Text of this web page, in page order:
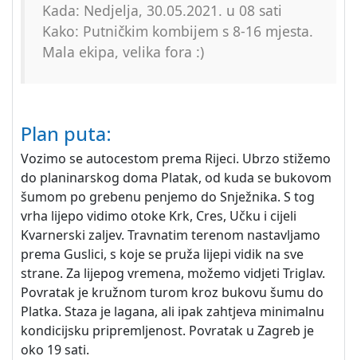
Kada: Nedjelja, 30.05.2021. u 08 sati
Kako: Putničkim kombijem s 8-16 mjesta.
Mala ekipa, velika fora :)
Plan puta:
Vozimo se autocestom prema Rijeci. Ubrzo stižemo
do planinarskog doma Platak, od kuda se bukovom
šumom po grebenu penjemo do Snježnika. S tog
vrha lijepo vidimo otoke Krk, Cres, Učku i cijeli
Kvarnerski zaljev. Travnatim terenom nastavljamo
prema Guslici, s koje se pruža lijepi vidik na sve
strane. Za lijepog vremena, možemo vidjeti Triglav.
Povratak je kružnom turom kroz bukovu šumu do
Platka. Staza je lagana, ali ipak zahtjeva minimalnu
kondicijsku pripremljenost. Povratak u Zagreb je
oko 19 sati.